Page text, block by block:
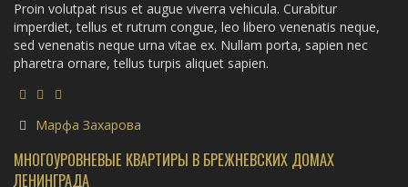
Proin volutpat risus et augue viverra vehicula. Curabitur
imperdiet, tellus et rutrum congue, leo libero venenatis neque,
sed venenatis neque urna vitae ex. Nullam porta, sapien nec
pharetra ornare, tellus turpis aliquet sapien.
Марфа Захарова
МНОГОУРОВНЕВЫЕ КВАРТИРЫ В БРЕЖНЕВСКИХ ДОМАХ
ЛЕНИНГРАДА